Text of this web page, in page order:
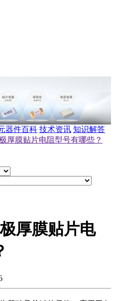
器件百科 技术资讯 知识解答
厚膜贴片电阻型号有哪些？
厚膜贴片电